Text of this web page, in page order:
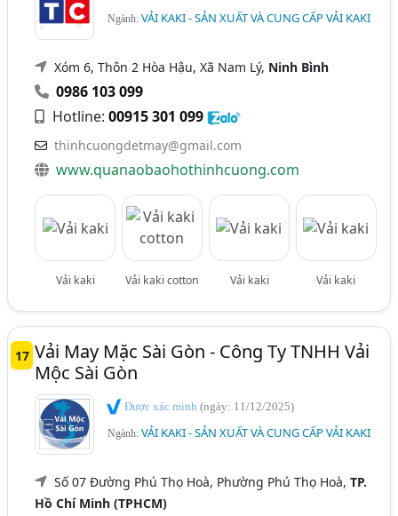
Ngành:VẢI KAKI - SẢN XUẤT VÀ CUNG CẤP VẢI KAKI
Xóm 6, Thôn 2 Hòa Hậu, Xã Nam Lý, Ninh Bình
0986 103 099
Hotline:00915 301 099
thinhcuongdetmay@gmail.com
www.quanaobaohothinhcuong.com
Vải kaki Vải kaki cotton Vải kaki Vải kaki
17 Vải May Mặc Sài Gòn - Công Ty TNHH Vải
Mộc Sài Gòn
Được xác minh(ngày: 11/12/2025)
Ngành:VẢI KAKI - SẢN XUẤT VÀ CUNG CẤP VẢI KAKI
Số 07 Đường Phú Thọ Hoà, Phường Phú Thọ Hoà,TP.
Hồ Chí Minh (TPHCM)